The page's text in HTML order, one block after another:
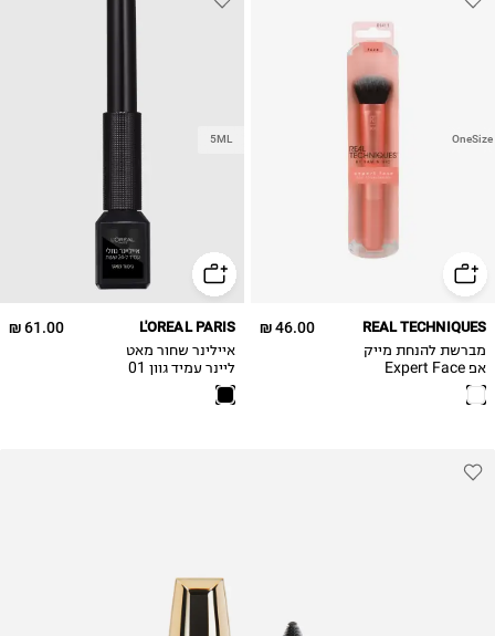
OneSize
46.00 ₪ REAL TECHNIQUES
מברשת להנחת מייק
אפ Expert Face
Brush
5ML
61.00 ₪ L'OREAL PARIS
איילינר שחור מאט
ליינר עמיד גוון 01
Ink